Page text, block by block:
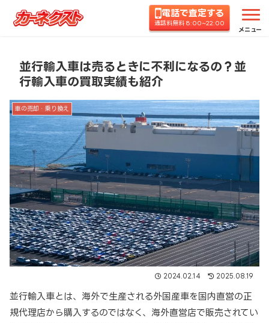
電話で査定する
通話料無料 8:00~22:00
メニュー
ホーム コラムTOP 車の売却・乗り換え 並行輸
並行輸入車は売るときに不利になるの？並
行輸入車の買取実績も紹介
車の売却・乗り換え
2024.02.14 2025.08.19
並行輸入車とは、海外で生産される外国産車を国内直営の正
規代理店から購入するのではなく、海外直営店で販売されてい